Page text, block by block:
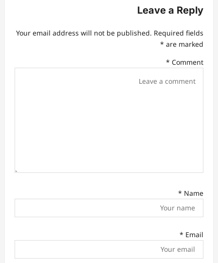
v
g
t
Leave a Reply
Your email address will not be published. Required fields
are marked
*
Comment
*
Name
*
Email
*